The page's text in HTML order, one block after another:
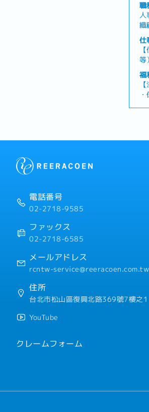
職
人
織
仕
等
保
る
ト
福
電話番号
02-2718-9585
ファックス
02-2718-6585
メールアドレス
rcntw-service@reeracoen.com.tw
住所
台北市松山區復興北路369號7樓之1
YouTube
クレームフォーム